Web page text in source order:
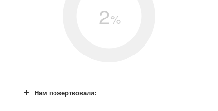
2%
Нам пожертвовали: